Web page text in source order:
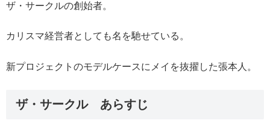
ザ・サークルの創始者。
カリスマ経営者としても名を馳せている。
新プロジェクトのモデルケースにメイを抜擢した張本人。
ザ・サークル あらすじ